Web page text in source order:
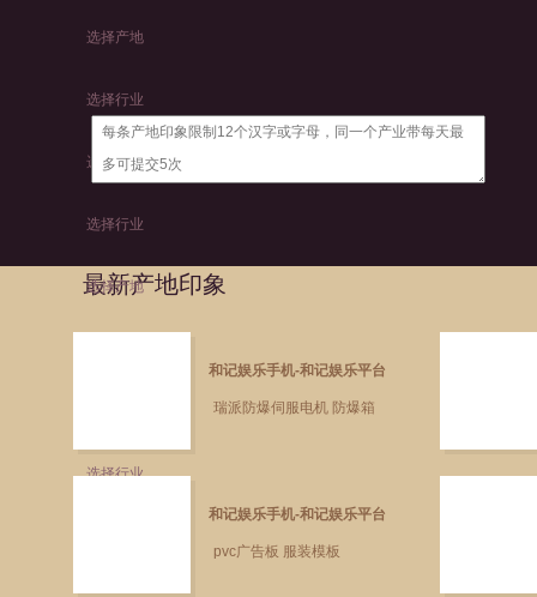
选择产地
选择行业
选择产地
选择行业
选择产地
选择行业
最新产地印象
和记娱乐手机-和记娱乐平台
瑞派防爆伺服电机 防爆箱
和记娱乐手机-和记娱乐平台
pvc广告板 服装模板